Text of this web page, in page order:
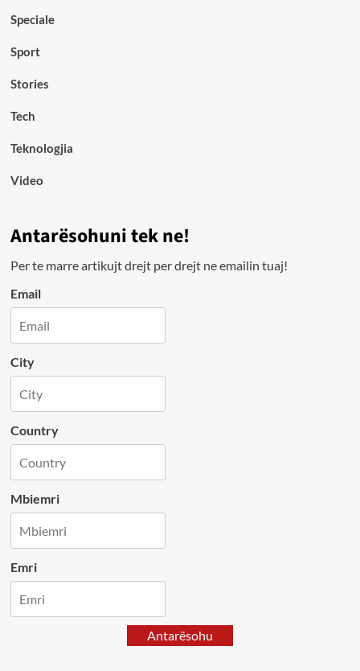
Speciale
Sport
Stories
Tech
Teknologjia
Video
Antarësohuni tek ne!
Per te marre artikujt drejt per drejt ne emailin tuaj!
Email
City
Country
Mbiemri
Emri
Antarësohu